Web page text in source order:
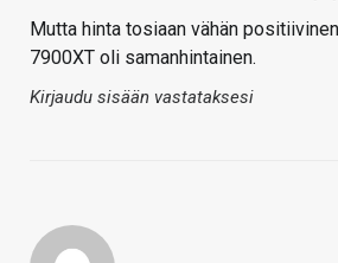
Mutta hinta tosiaan vähän
7900XT oli samanhintainen.
Kirjaudu sisään vastataksesi